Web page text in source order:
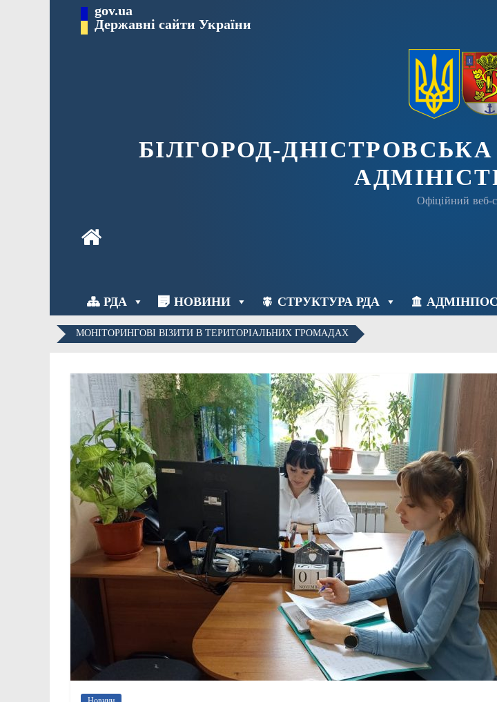
gov.ua
Державні сайти України
БІЛГОРОД-
Офіційний веб-
РДА НОВИНИ СТРУКТУРА РДА
МОНІТОРИНГОВІ ВІЗИТИ В ТЕРИТОРІАЛЬНИХ ГРОМАДАХ